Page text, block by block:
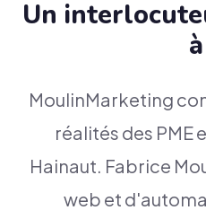
Un
MoulinMarketing
réalités des PME
Hainaut. Fabrice
web et